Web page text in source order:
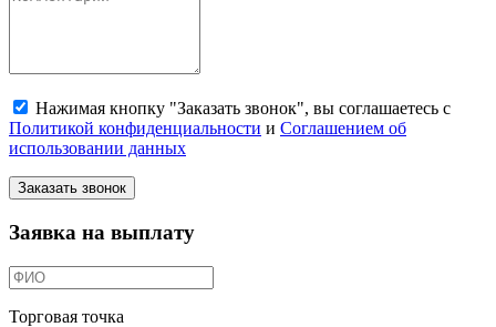
Нажимая кнопку "Заказать звонок", вы соглашаетесь с
Политикой конфиденциальности и Соглашением об
использовании данных
Заказать звонок
Заявка на выплату
Торговая точка